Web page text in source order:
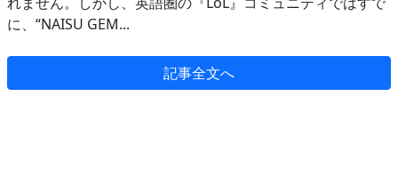
に、“NAISU GEM...
記事全文へ